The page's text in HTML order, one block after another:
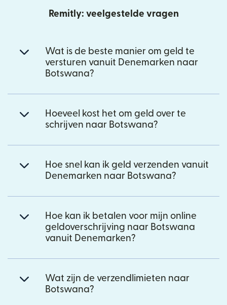
Remitly: veelgestelde vragen
Wat is de beste manier om geld te
versturen vanuit Denemarken naar
Botswana?
Hoeveel kost het om geld over te
schrijven naar Botswana?
Hoe snel kan ik geld verzenden vanuit
Denemarken naar Botswana?
Hoe kan ik betalen voor mijn online
geldoverschrijving naar Botswana
vanuit Denemarken?
Wat zijn de verzendlimieten naar
Botswana?